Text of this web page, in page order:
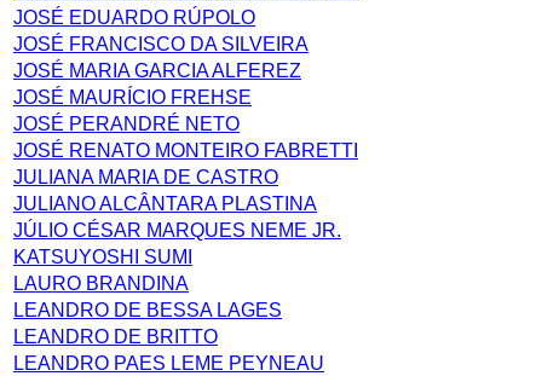
JOSÉ EDUARDO RÚPOLO
JOSÉ FRANCISCO DA SILVEIRA
JOSÉ MARIA GARCIA ALFEREZ
JOSÉ MAURÍCIO FREHSE
JOSÉ PERANDRÉ NETO
JOSÉ RENATO MONTEIRO FABRETTI
JULIANA MARIA DE CASTRO
JULIANO ALCÂNTARA PLASTINA
JÚLIO CÉSAR MARQUES NEME JR.
KATSUYOSHI SUMI
LAURO BRANDINA
LEANDRO DE BESSA LAGES
LEANDRO DE BRITTO
LEANDRO PAES LEME PEYNEAU